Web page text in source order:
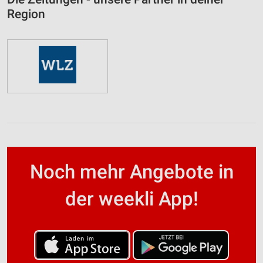
Region
Noch mehr Angebote in
der weekli App!